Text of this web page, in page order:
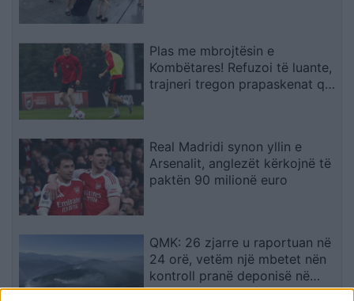
Plas me mbrojtësin e
Kombëtares! Refuzoi të luante,
trajneri tregon prapaskenat që
Real Madridi synon yllin e
Arsenalit, anglezët kërkojnë të
paktën 90 milionë euro
QMK: 26 zjarre u raportuan në
24 orë, vetëm një mbetet nën
kontroll pranë deponisë në
Kriva Pallankë